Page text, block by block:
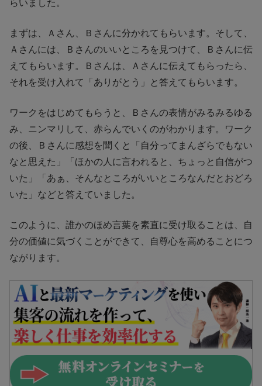
らいました。
まずは、Ａさん、Ｂさんに分かれてもらいます。そして、
Ａさんには、Ｂさんのいいところを見つけて、Ｂさんに伝
えてもらいます。Ｂさんは、Ａさんに伝えてもらったら、
それを受け入れて「ありがとう」と答えてもらいます。
ワークをはじめてもらうと、Ｂさんの表情がみるみるゆる
み、ニンマリして、赤らんでいくのがわかります。ワーク
の後、Ｂさんに感想を聞くと「自分ってまんざらでもない
なと思えた」「ほかの人に言われると、ちょっと自信がつ
いた」「あぁ、そんなところがいいところなんだとおどろ
いた」などと答えていました。
このように、誰かのほめ言葉を素直に受け取ることは、自
分の価値に気づくことができて、自尊心を高めることにつ
ながります。